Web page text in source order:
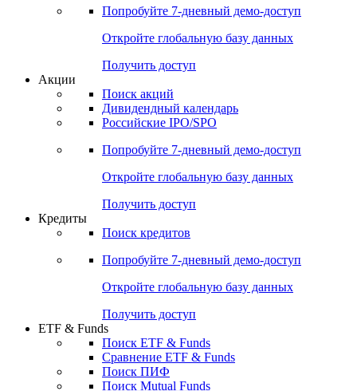
Cbonds Pages
Опросы
Попробуйте7-дневный
Откройте глобальную базу данных
Получить доступ
Поиск акций
Российские IPO/SPO
Попробуйте7-дневный
Откройте глобальную базу данных
Получить доступ
Поиск кредитов
Попробуйте7-дневный
Откройте глобальную базу данных
Получить доступ
ETF & Funds